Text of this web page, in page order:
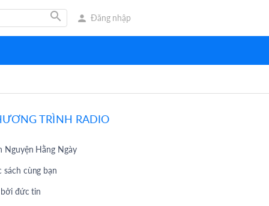
search person Đăng nhập
TRÌNH RADIO
Nguyện Hằng Ngày
sách cùng bạn
đức tin